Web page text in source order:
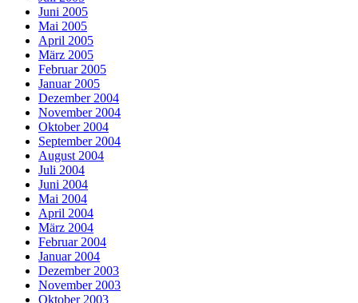
Juni 2005
Mai 2005
April 2005
März 2005
Februar 2005
Januar 2005
Dezember 2004
November 2004
Oktober 2004
September 2004
August 2004
Juli 2004
Juni 2004
Mai 2004
April 2004
März 2004
Februar 2004
Januar 2004
Dezember 2003
November 2003
Oktober 2003